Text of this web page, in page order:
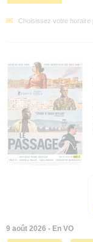
Choisissez votre
9 août 2026 - En VO